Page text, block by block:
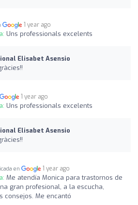
1 year ago
Uns professionals excelents
Elisabet Asensio
1 year ago
Uns professionals excelents
Elisabet Asensio
en 1 year ago
Me atendía Monica para trastornos de
gran profesional, a la escucha,
consejos. Me encantó